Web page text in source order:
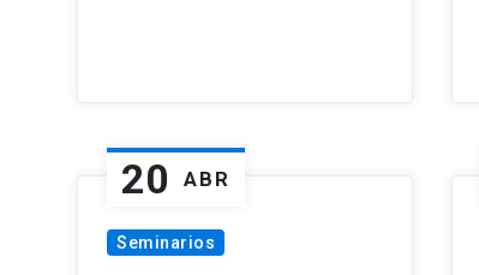
20 ABR
Seminarios